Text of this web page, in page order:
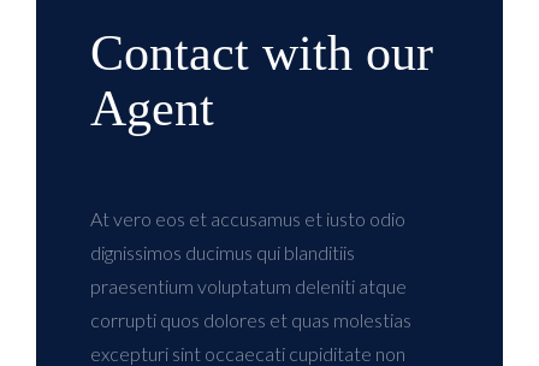
Contact with our
Agent
At vero eos et accusamus et iusto odio
dignissimos ducimus qui blanditiis
praesentium voluptatum deleniti atque
corrupti quos dolores et quas molestias
excepturi sint occaecati cupiditate non